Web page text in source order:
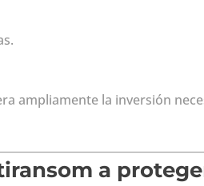
ampliamente la inversión
a